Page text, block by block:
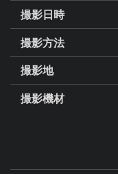
撮影日時
撮影方法
撮影地
撮影機材